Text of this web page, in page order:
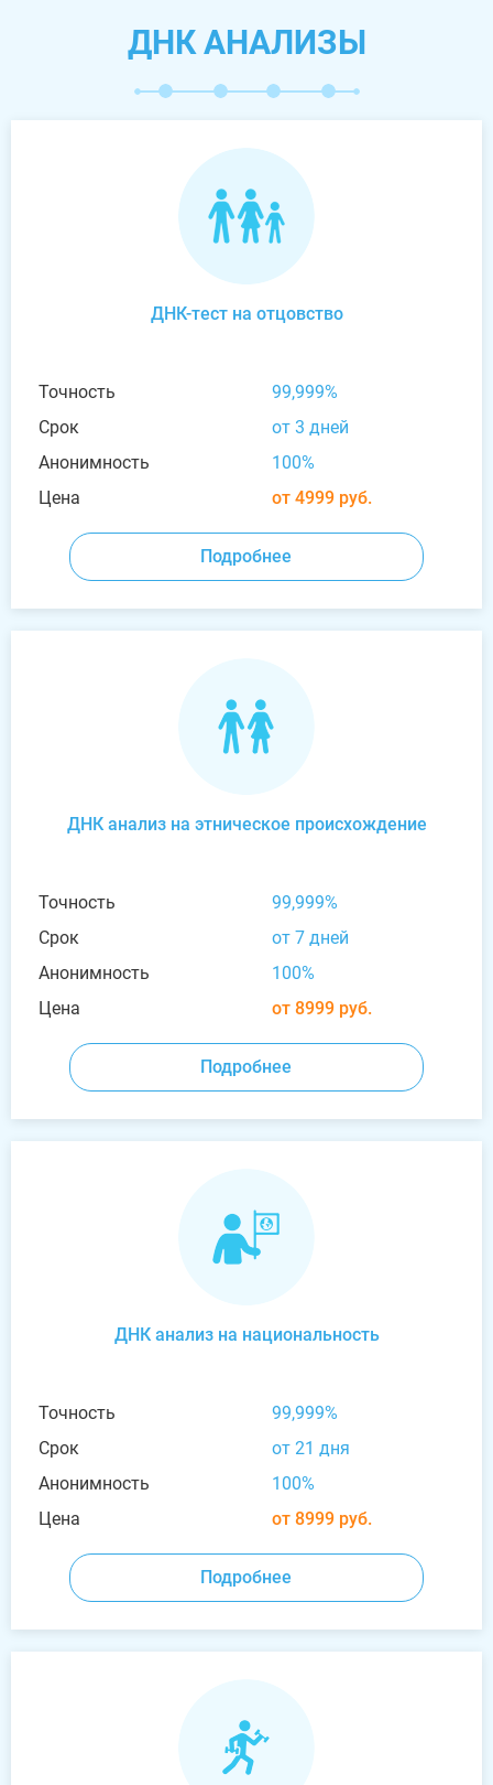
ДНК АНАЛИЗЫ
ДНК-тест на отцовство
Точность
99,999%
Срок
от 3 дней
Анонимность
100%
Цена
от 4999 руб.
Подробнее
ДНК анализ на этническое происхождение
Точность
99,999%
Срок
от 7 дней
Анонимность
100%
Цена
от 8999 руб.
Подробнее
ДНК анализ на национальность
Точность
99,999%
Срок
от 21 дня
Анонимность
100%
Цена
от 8999 руб.
Подробнее